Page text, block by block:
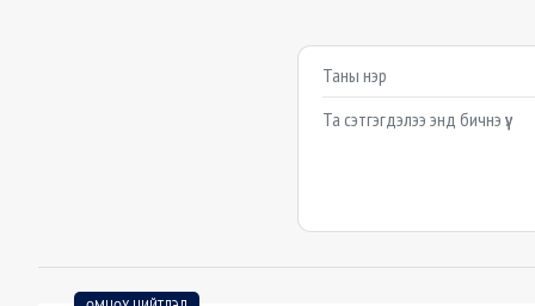
Сэтгэгдэл бичих
Example textarea